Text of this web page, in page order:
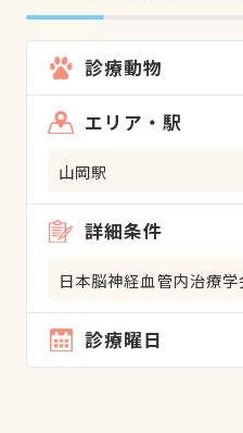
診療動物
エリア・駅
山岡駅
詳細条件
日本脳神経血管内治療
診療曜日